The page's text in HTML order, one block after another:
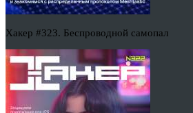
Хакер #323. Беспроводной самопал